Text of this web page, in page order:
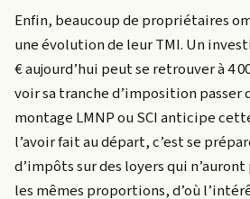
Enfin, beaucoup de propriétaires
une évolution de leur TMI. Un
€ aujourd’hui peut se retrouver à 4
voir sa tranche d’imposition passer
montage LMNP ou SCI anticipe
l’avoir fait au départ, c’est se
d’impôts sur des loyers qui
les mêmes proportions, d’où